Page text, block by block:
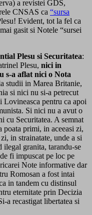
a revistei GDS,
CNSAS ca “sursa
Evident, tot la fel ca
gasit si Notele “sursei
Plesu si Securitatea:
Plesu, nici in
s-a aflat nici o Nota
studii in Marea Britanie,
si nici nu si-a petrecut
pentru ca apoi
Si nici nu a avut o
cu Securitatea. A semnat
poata primi, in aceeasi zi,
in strainatate, unde a si
granita, tarandu-se
fi impuscat pe loc pe
Note informative dar
Romosan a fost intai
in tandem cu distinsul
eternitate prin Decizia
a recastigat libertatea si